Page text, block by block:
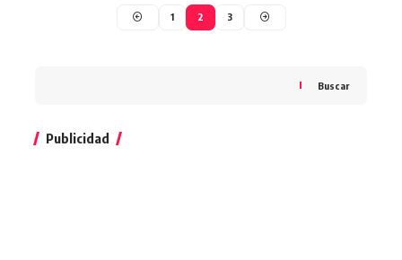
1 2 3
Buscar
Publicidad